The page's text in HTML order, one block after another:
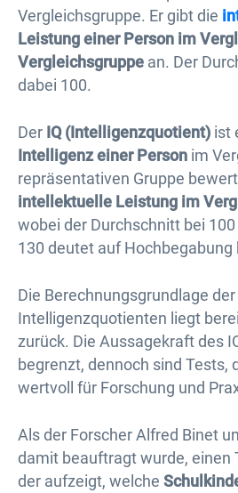
Vergleichsgruppe. Er gibt die
Leistung einer Person im
Vergleichsgruppe an. Der
dabei 100.
Der IQ (Intelligenzquotient) ist
Intelligenz einer Person im
repräsentativen Gruppe
intellektuelle Leistung im
wobei der Durchschnitt bei 100
130 deutet auf Hochbegabung
Die Berechnungsgrundlage
Intelligenzquotienten liegt
zurück. Die Aussagekraft des
begrenzt, dennoch sind Tests,
wertvoll für Forschung und
Als der Forscher Alfred Binet
damit beauftragt wurde, einen
der aufzeigt, welche